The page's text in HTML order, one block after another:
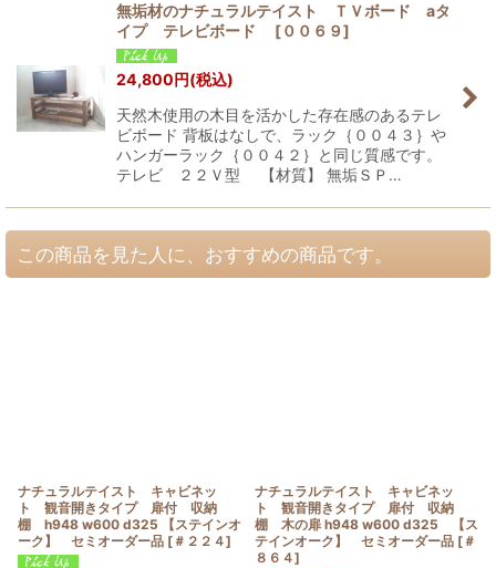
無垢材のナチュラルテイスト ＴＶボード aタ
イプ テレビボード
[００６９]
24,800円(税込)
天然木使用の木目を活かした存在感のあるテレ
ビボード 背板はなしで、ラック｛００４３｝や
ハンガーラック｛００４２｝と同じ質感です。
テレビ ２２Ｖ型 【材質】 無垢ＳＰ…
この商品を見た人に、おすすめの商品です。
ナチュラルテイスト キャビネッ
ト 観音開きタイプ 扉付 収納
棚 h948 w600 d325 【ステインオ
ーク】 セミオーダー品 [ ＃２２４]
ナチュラルテイスト キャビネッ
ト 観音開きタイプ 扉付 収納
棚 木の扉 h948 w600 d325 【ス
テインオーク】 セミオーダー品 [ ＃
８６４]